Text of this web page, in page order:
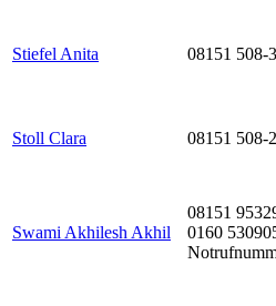
Stiefel Anita 08151 508-
Stoll Clara 08151 508-
Swami Akhilesh Akhil
08151
0160